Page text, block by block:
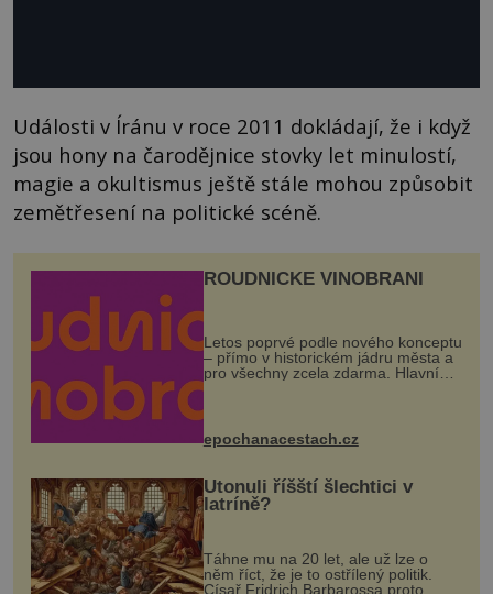
Události v Íránu v roce 2011 dokládají, že i když
jsou hony na čarodějnice stovky let minulostí,
magie a okultismus ještě stále mohou způsobit
zemětřesení na politické scéně.
ROUDNICKÉ VINOBRANÍ
Letos poprvé podle nového konceptu
– přímo v historickém jádru města a
pro všechny zcela zdarma. Hlavní
program se odehraje na Karlově a
mohou těšit na víno, burčák, pes...
epochanacestach.cz
Utonuli říšští šlechtici v
latríně?
Táhne mu na 20 let, ale už lze o
něm říct, že je to ostřílený politik.
Císař Fridrich Barbarossa proto